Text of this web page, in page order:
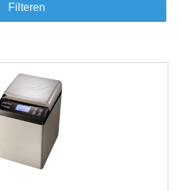
Filteren